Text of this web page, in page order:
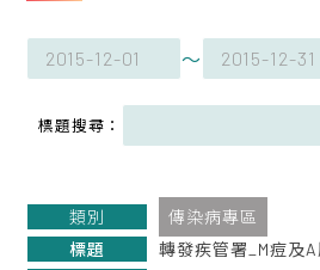
～
標題搜尋：
傳染病專區
轉發疾管署_M痘及